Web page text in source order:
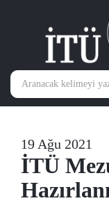
19 Ağu 2021
İTÜ